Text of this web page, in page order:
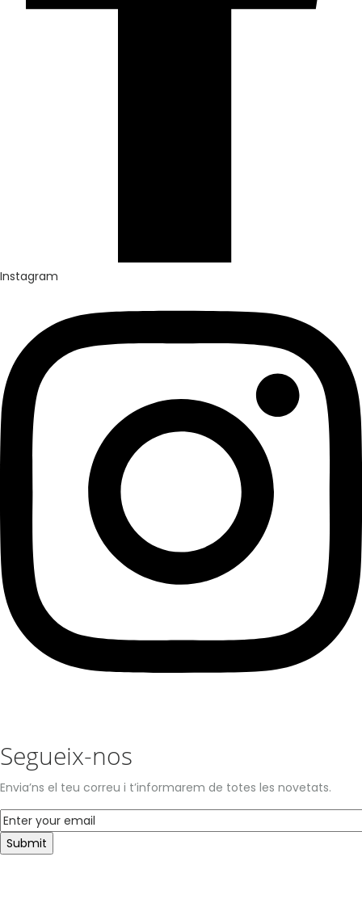
Instagram
Segueix-nos
Envia’ns el teu correu i t’informarem de totes les novetats.